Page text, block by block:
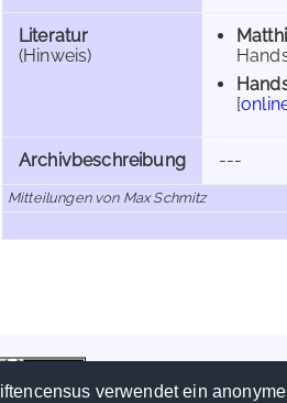
verwendet ein
Literatur
(Hinweis)
[
Archivbeschreibung ---
Mitteilungen von Max Schmitz